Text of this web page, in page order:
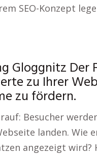
SEO-Konzept
Gloggnitz
zu Ihrer
zu fördern.
Besucher
landen. Wie
angezeigt